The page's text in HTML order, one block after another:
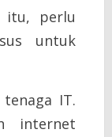
itu, perlu
untuk
IT.
internet